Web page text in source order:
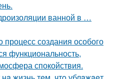
ванной в …
процесс создания особого
функциональность,
спокойствия.